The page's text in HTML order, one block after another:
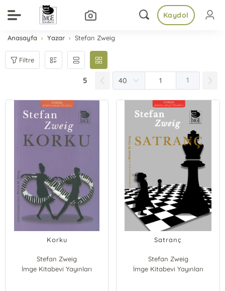
Kaydol
Anasayfa Yazar Stefan Zweig
Filtre
5 1
Korku
Stefan Zweig
İmge Kitabevi Yayınları
Satranç
Stefan Zweig
İmge Kitabevi Yayınları